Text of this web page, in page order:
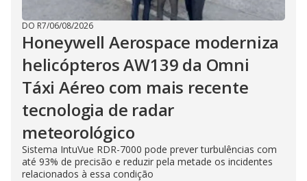
DO R7/06/08/2026
Honeywell Aerospace moderniza
helicópteros AW139 da Omni
Táxi Aéreo com mais recente
tecnologia de radar
meteorológico
Sistema IntuVue RDR-7000 pode prever turbulências com
até 93% de precisão e reduzir pela metade os incidentes
relacionados à essa condição